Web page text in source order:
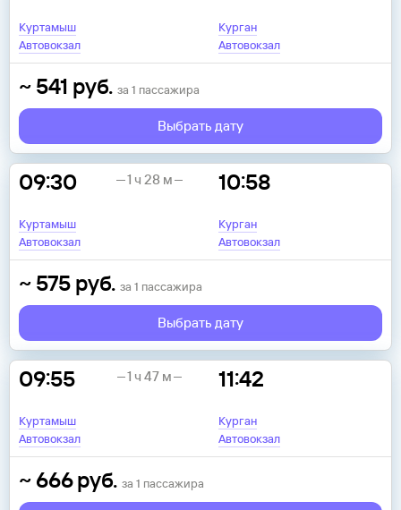
Куртамыш
Автовокзал
Курган
Автовокзал
~ 541 руб. за 1 пассажира
Выбрать дату
09:30
Куртамыш
Автовокзал
10:58
Курган
Автовокзал
1 ч 28 м
~ 575 руб. за 1 пассажира
Выбрать дату
09:55
Куртамыш
Автовокзал
11:42
Курган
Автовокзал
1 ч 47 м
~ 666 руб. за 1 пассажира